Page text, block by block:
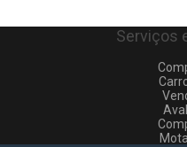
Serviços